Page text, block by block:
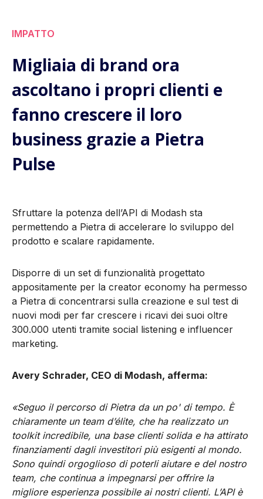
IMPATTO
Migliaia di brand ora
ascoltano i propri clienti e
fanno crescere il loro
business grazie a Pietra
Pulse
Sfruttare la potenza dell’API di Modash sta
permettendo a Pietra di accelerare lo sviluppo del
prodotto e scalare rapidamente.
Disporre di un set di funzionalità progettato
appositamente per la creator economy ha permesso
a Pietra di concentrarsi sulla creazione e sul test di
nuovi modi per far crescere i ricavi dei suoi oltre
300.000 utenti tramite social listening e influencer
marketing.
Avery Schrader, CEO di Modash, afferma:
«Seguo il percorso di Pietra da un po' di tempo. È
chiaramente un team d’élite, che ha realizzato un
toolkit incredibile, una base clienti solida e ha attirato
finanziamenti dagli investitori più esigenti al mondo.
Sono quindi orgoglioso di poterli aiutare e del nostro
team, che continua a impegnarsi per offrire la
migliore esperienza possibile ai nostri clienti. L’API è